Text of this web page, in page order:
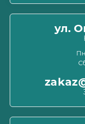
Информация о
Политика
Связаться с нами
Карта сайта
Производители
ул.